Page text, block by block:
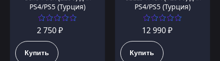
PS4/PS5 (Турция)
2 750 ₽
Купить
PS4/PS5 (Турция)
12 990 ₽
Купить